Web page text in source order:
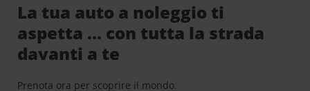
La tua auto a noleggio ti
aspetta … con tutta la strada
davanti a te
Prenota ora per scoprire il mondo.